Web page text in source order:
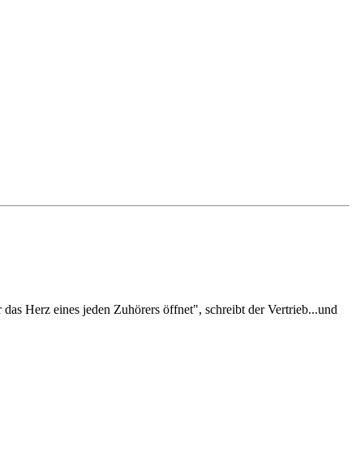
Herz eines jeden Zuhörers öffnet", schreibt der Vertrieb...und